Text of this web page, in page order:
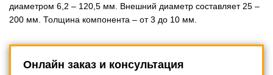
диаметром 6,2 – 120,5 мм. Внешний диаметр составляет 25 –
200 мм. Толщина компонента – от 3 до 10 мм.
Онлайн заказ и консультация